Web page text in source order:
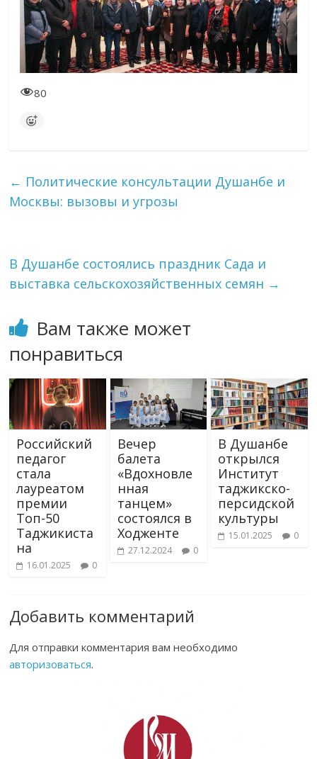
80
← Политические консультации Душанбе и
Москвы: вызовы и угрозы
В Душанбе состоялись праздник Сада и
выставка сельскохозяйственных семян →
Вам также может
понравиться
Российский
педагог
стала
лауреатом
премии
Топ-50
Таджикиста
на
16.01.2025 0
Вечер
балета
«Вдохновле
нная
танцем»
состоялся в
Ходженте
27.12.2024 0
В Душанбе
открылся
Институт
таджикско-
персидской
культуры
15.01.2025 0
Добавить комментарий
Для отправки комментария вам необходимо
авторизоваться.